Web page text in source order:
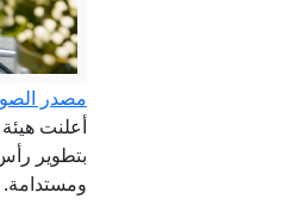
مصدر
بتطوير
ومستدامة.